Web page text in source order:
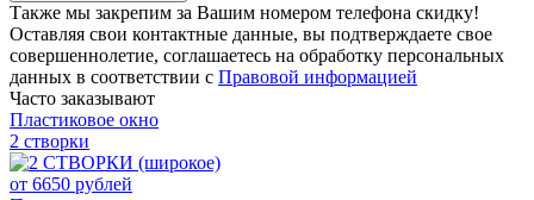
Также мы закрепим за Вашим номером телефона скидку!
Оставляя свои контактные данные, вы подтверждаете свое
совершеннолетие, соглашаетесь на обработку персональных
данных в соответствии с Правовой информацией
Часто заказывают
Пластиковое окно
2 створки
от 6650 рублей